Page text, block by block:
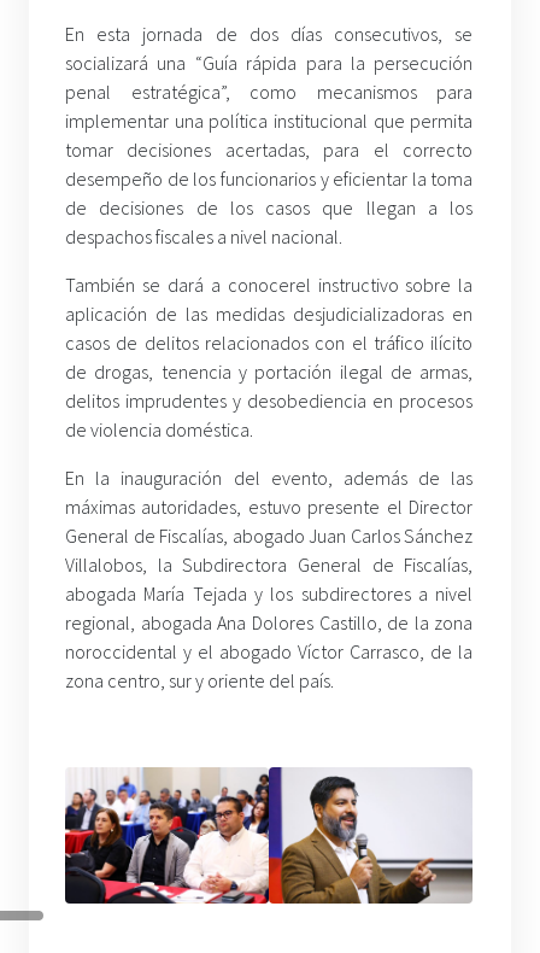
En esta jornada de dos días consecutivos, se
socializará una “Guía rápida para la persecución
penal estratégica”, como mecanismos para
implementar una política institucional que permita
tomar decisiones acertadas, para el correcto
desempeño de los funcionarios y eficientar la toma
de decisiones de los casos que llegan a los
despachos fiscales a nivel nacional.
También se dará a conocerel instructivo sobre la
aplicación de las medidas desjudicializadoras en
casos de delitos relacionados con el tráfico ilícito
de drogas, tenencia y portación ilegal de armas,
delitos imprudentes y desobediencia en procesos
de violencia doméstica.
En la inauguración del evento, además de las
máximas autoridades, estuvo presente el Director
General de Fiscalías, abogado Juan Carlos Sánchez
Villalobos, la Subdirectora General de Fiscalías,
abogada María Tejada y los subdirectores a nivel
regional, abogada Ana Dolores Castillo, de la zona
noroccidental y el abogado Víctor Carrasco, de la
zona centro, sur y oriente del país.